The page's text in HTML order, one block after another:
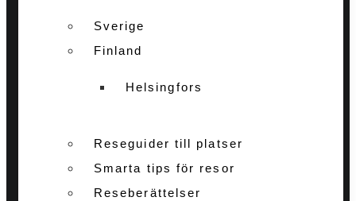
Sverige
Finland
Helsingfors
Reseguider till platser
Smarta tips för resor
Reseberättelser